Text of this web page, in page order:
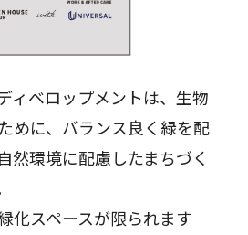
ィベロップメントは、生物
めに、バランス良く緑を配
然環境に配慮したまちづく
化スペースが限られます